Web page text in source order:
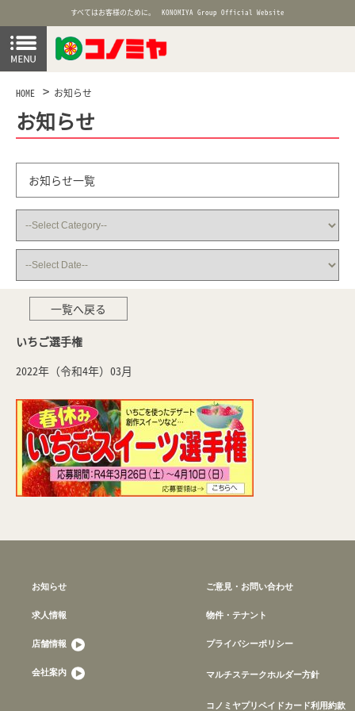
すべてはお客様のために。 KONOMIYA Group Official Website
HOME お知らせ
お知らせ
お知らせ一覧
一覧へ戻る
いちご選手権
2022年（令和4年）03月
お知らせ
求人情報
店舗情報
会社案内
ご意見・お問い合わせ
物件・テナント
プライバシーポリシー
マルチステークホルダー方針
コノミヤプリペイドカード利用約款